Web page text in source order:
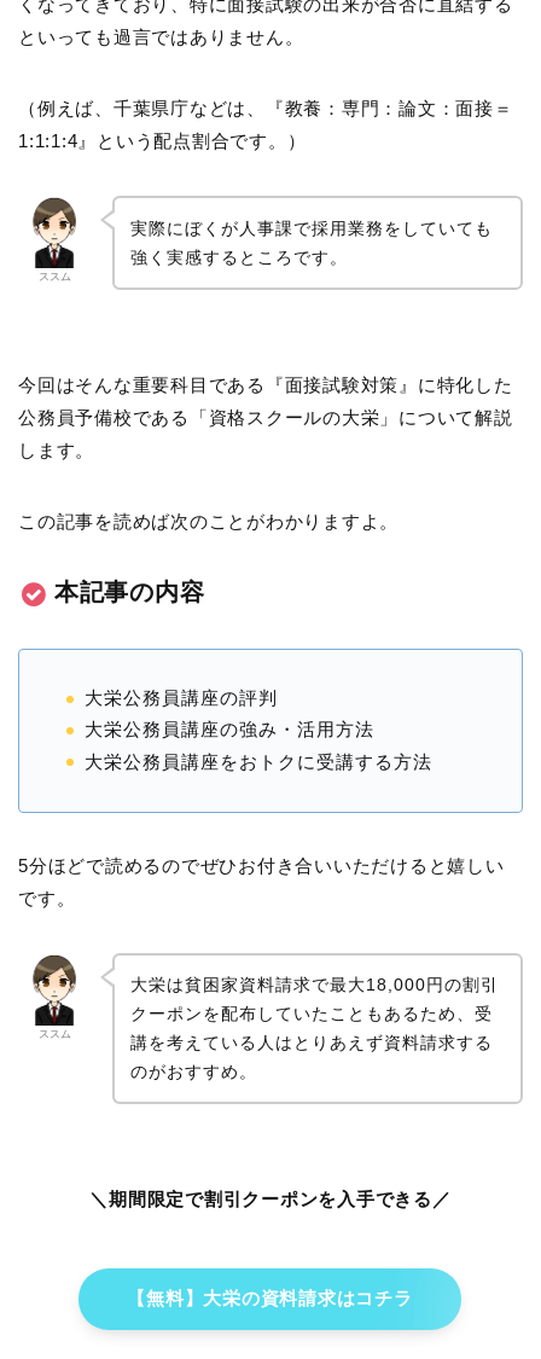
くなってきており、特に面接試験の出来が合否に直結する
といっても過言ではありません。
（例えば、千葉県庁などは、『教養：専門：論文：面接＝
1:1:1:4』という配点割合です。）
ススム
実際にぼくが人事課で採用業務をしていても
強く実感するところです。
今回はそんな重要科目である『面接試験対策』に特化した
公務員予備校である「資格スクールの大栄」について解説
します。
この記事を読めば次のことがわかりますよ。
本記事の内容
大栄公務員講座の評判
大栄公務員講座の強み・活用方法
大栄公務員講座をおトクに受講する方法
5分ほどで読めるのでぜひお付き合いいただけると嬉しい
です。
ススム
大栄は貧困家資料請求で最大18,000円の割引
クーポンを配布していたこともあるため、受
講を考えている人はとりあえず資料請求する
のがおすすめ。
＼期間限定で割引クーポンを入手できる／
【無料】大栄の資料請求はコチラ